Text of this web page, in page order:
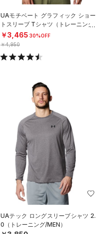
UAモチベート グラフィック ショー
トスリーブ Tシャツ（トレーニング/
MEN）
￥3,465 30%OFF
￥4,950
UAテック ロングスリーブシャツ 2.
0（トレーニング/MEN）